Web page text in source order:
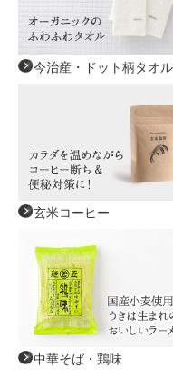
今治産・ドット柄タオル
玄米コーヒー
中華そば・鶏味